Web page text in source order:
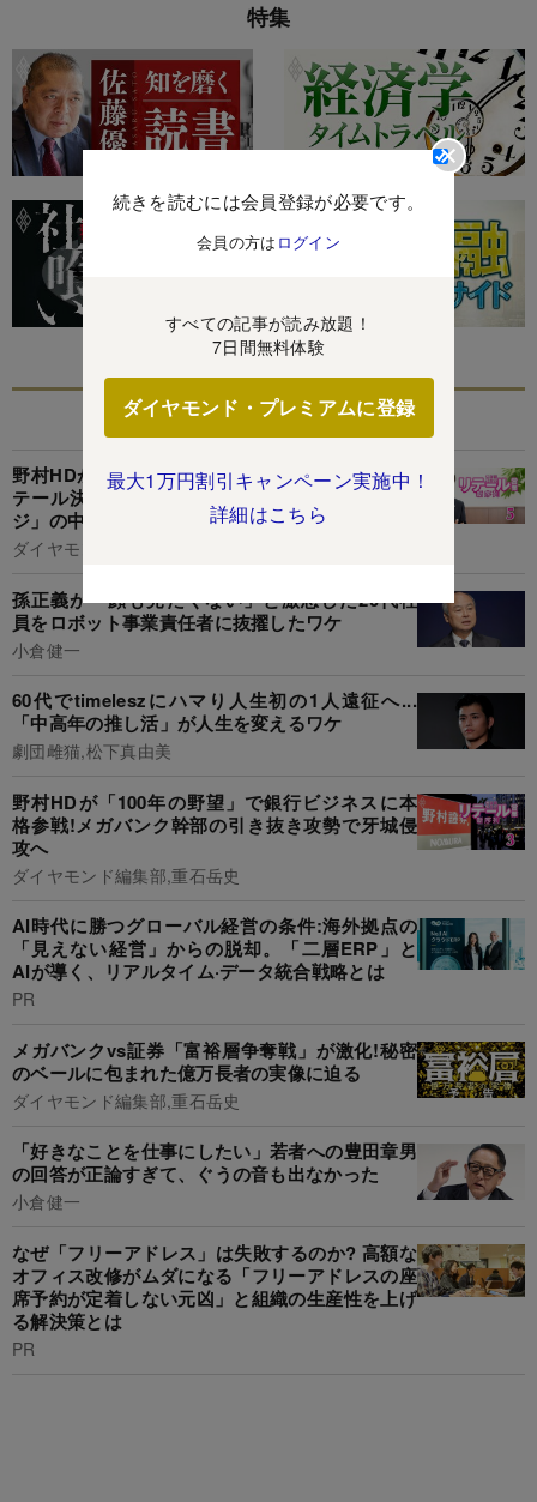
続きを読むには会員登録が必要です。
会員の方は ログイン
すべての記事が読み放題！
7日間無料体験
ダイヤモンド・プレミアムに登録
最大1万円割引キャンペーン実施中！
詳細はこちら
特集
あなたにおすすめ
野村HDが“証券の殻”を壊す!?メガバンクとのリ
テール決戦に奥田社長が激白した「次のステー
ジ」の中身
ダイヤモンド編集部,重石岳史
孫正義が「顔も見たくない」と激怒した20代社
員をロボット事業責任者に抜擢したワケ
小倉健一
60代でtimeleszにハマり人生初の1人遠征へ...
「中高年の推し活」が人生を変えるワケ
劇団雌猫,松下真由美
野村HDが「100年の野望」で銀行ビジネスに本
格参戦!メガバンク幹部の引き抜き攻勢で牙城侵
攻へ
ダイヤモンド編集部,重石岳史
AI時代に勝つグローバル経営の条件:海外拠点の
「見えない経営」からの脱却。「二層ERP」と
AIが導く、リアルタイム·データ統合戦略とは
PR
メガバンクvs証券「富裕層争奪戦」が激化!秘密
のベールに包まれた億万長者の実像に迫る
ダイヤモンド編集部,重石岳史
「好きなことを仕事にしたい」若者への豊田章男
の回答が正論すぎて、ぐうの音も出なかった
小倉健一
なぜ「フリーアドレス」は失敗するのか? 高額な
オフィス改修がムダになる「フリーアドレスの座
席予約が定着しない元凶」と組織の生産性を上げ
る解決策とは
PR